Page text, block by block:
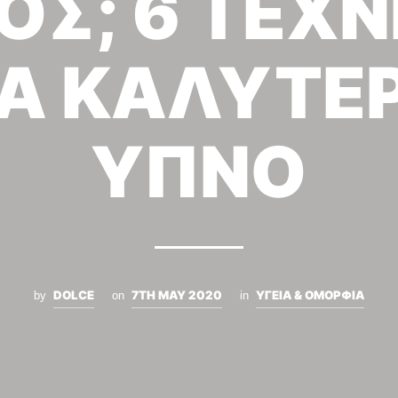
ΥΠΝΟ
by DOLCE on 7TH MAY 2020 in ΥΓΕΙΑ & ΟΜΟΡΦΙΑ